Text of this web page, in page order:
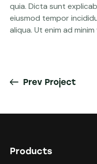
quia. Dicta sunt
eiusmod tempor
aliqua. Ut enim ad
Prev Project
Products